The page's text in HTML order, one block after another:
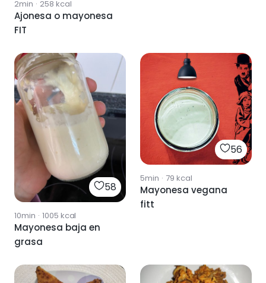
2min · 258 kcal
Ajonesa o mayonesa
FIT
58
10min · 1005 kcal
Mayonesa baja en
grasa
56
5min · 79 kcal
Mayonesa vegana
fitt